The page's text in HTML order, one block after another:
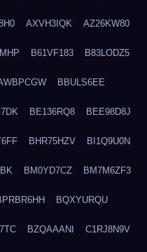
AXVH3IQK AZ26KW80
B61VF183 B83LODZ5
BBULS6EE
BE136RQ8 BEE98D8J
BHR75HZV BI1Q9U0N
BM0YD7CZ BM7M6ZF3
BQXYURQU
BZQAAANI C1RJ8N9V